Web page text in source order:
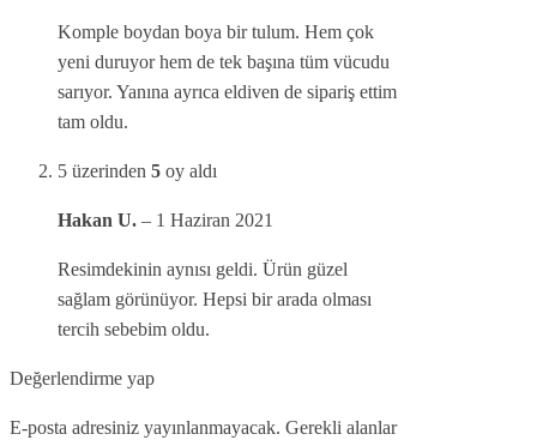
Komple boydan boya bir tulum. Hem çok
yeni duruyor hem de tek başına tüm vücudu
sarıyor. Yanına ayrıca eldiven de sipariş ettim
tam oldu.
5 üzerinden 5 oy aldı
Hakan U. – 1 Haziran 2021
Resimdekinin aynısı geldi. Ürün güzel
sağlam görünüyor. Hepsi bir arada olması
tercih sebebim oldu.
Değerlendirme yap
E-posta adresiniz yayınlanmayacak. Gerekli alanlar